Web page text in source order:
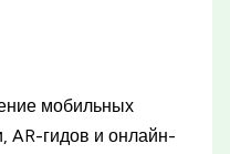
мобильных
AR-гидов и онлайн-